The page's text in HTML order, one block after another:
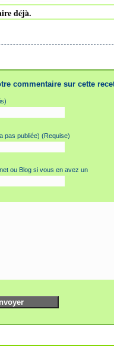
déjà.
commentaire sur cette
pas publiée) (Requise)
ou Blog si vous en avez un